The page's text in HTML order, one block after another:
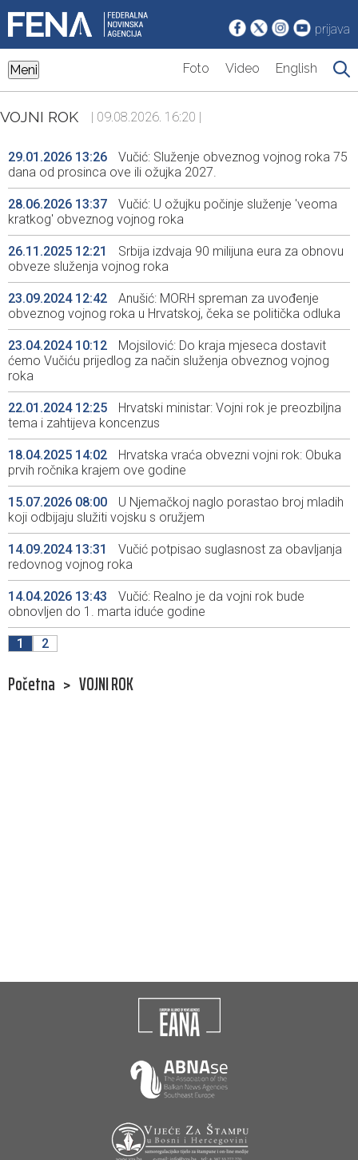
prijava
Meni Foto Video English
VOJNI ROK | 09.08.2026. 16:20 |
29.01.2026 13:26
Vučić: Služenje obveznog vojnog roka 75
dana od prosinca ove ili ožujka 2027.
28.06.2026 13:37
Vučić: U ožujku počinje služenje 'veoma
kratkog' obveznog vojnog roka
26.11.2025 12:21
Srbija izdvaja 90 milijuna eura za obnovu
obveze služenja vojnog roka
23.09.2024 12:42
Anušić: MORH spreman za uvođenje
obveznog vojnog roka u Hrvatskoj, čeka se politička odluka
23.04.2024 10:12
Mojsilović: Do kraja mjeseca dostavit
ćemo Vučiću prijedlog za način služenja obveznog vojnog
roka
22.01.2024 12:25
Hrvatski ministar: Vojni rok je preozbiljna
tema i zahtijeva koncenzus
18.04.2025 14:02
Hrvatska vraća obvezni vojni rok: Obuka
prvih ročnika krajem ove godine
15.07.2026 08:00
U Njemačkoj naglo porastao broj mladih
koji odbijaju služiti vojsku s oružjem
14.09.2024 13:31
Vučić potpisao suglasnost za obavljanja
redovnog vojnog roka
14.04.2026 13:43
Vučić: Realno je da vojni rok bude
obnovljen do 1. marta iduće godine
1 2
Početna > VOJNI ROK